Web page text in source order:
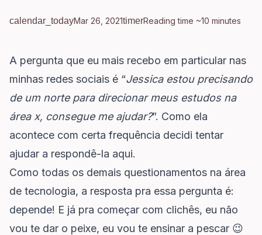
calendar_todayMar 26, 2021timerReading time ~10 minutes
A pergunta que eu mais recebo em particular nas
minhas redes sociais é “Jessica estou precisando
de um norte para direcionar meus estudos na
área x, consegue me ajudar?”. Como ela
acontece com certa frequência decidi tentar
ajudar a respondê-la aqui.
Como todas os demais questionamentos na área
de tecnologia, a resposta pra essa pergunta é:
depende! E já pra começar com clichês, eu não
vou te dar o peixe, eu vou te ensinar a pescar 😉